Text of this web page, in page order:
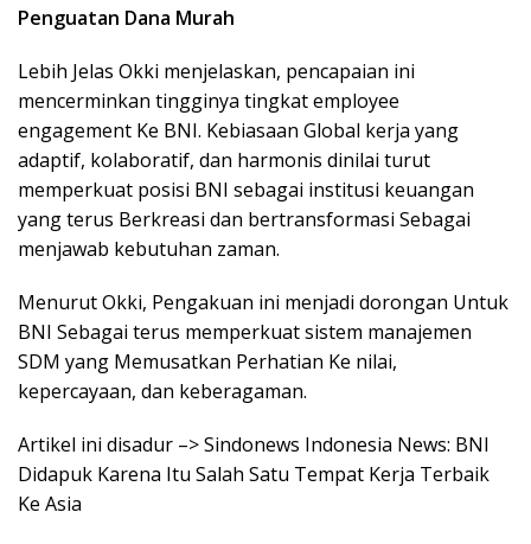
Penguatan Dana Murah
Lebih Jelas Okki menjelaskan, pencapaian ini
mencerminkan tingginya tingkat employee
engagement Ke BNI. Kebiasaan Global kerja yang
adaptif, kolaboratif, dan harmonis dinilai turut
memperkuat posisi BNI sebagai institusi keuangan
yang terus Berkreasi dan bertransformasi Sebagai
menjawab kebutuhan zaman.
Menurut Okki, Pengakuan ini menjadi dorongan Untuk
BNI Sebagai terus memperkuat sistem manajemen
SDM yang Memusatkan Perhatian Ke nilai,
kepercayaan, dan keberagaman.
Artikel ini disadur –> Sindonews Indonesia News: BNI
Didapuk Karena Itu Salah Satu Tempat Kerja Terbaik
Ke Asia